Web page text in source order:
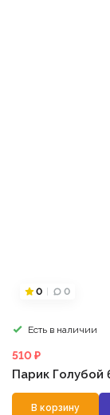
0 0
Есть в наличии
510 ₽
Парик Голубой
В корзину